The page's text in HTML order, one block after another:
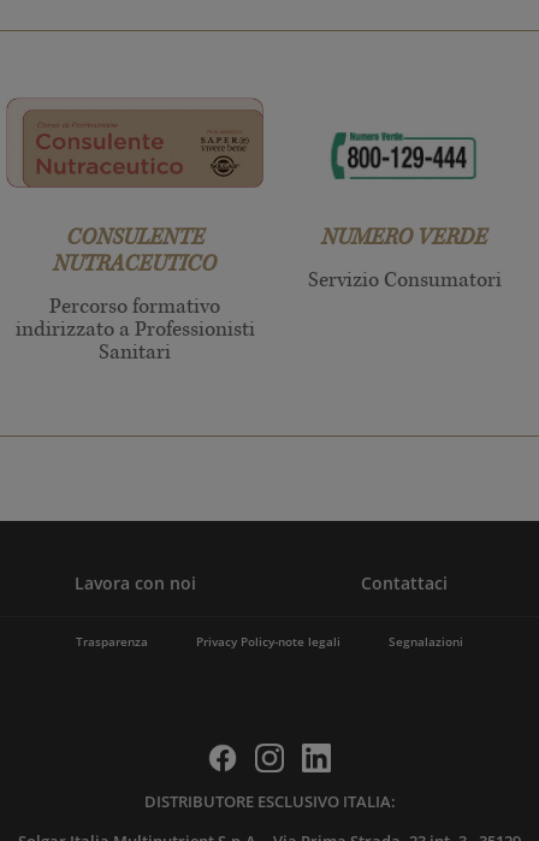
CONSULENTE
NUTRACEUTICO
Percorso formativo
indirizzato a Professionisti
Sanitari
NUMERO VERDE
Servizio Consumatori
Lavora con noi Contattaci
Trasparenza Privacy Policy-note legali Segnalazioni
DISTRIBUTORE ESCLUSIVO ITALIA: